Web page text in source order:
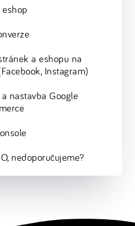
a eshopu na
Instagram)
nastavba Google
nedoporučujeme?